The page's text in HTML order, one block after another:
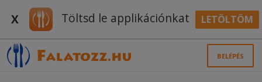
X Töltsd le applikációnkat LETÖLTÖM
BELÉPÉS